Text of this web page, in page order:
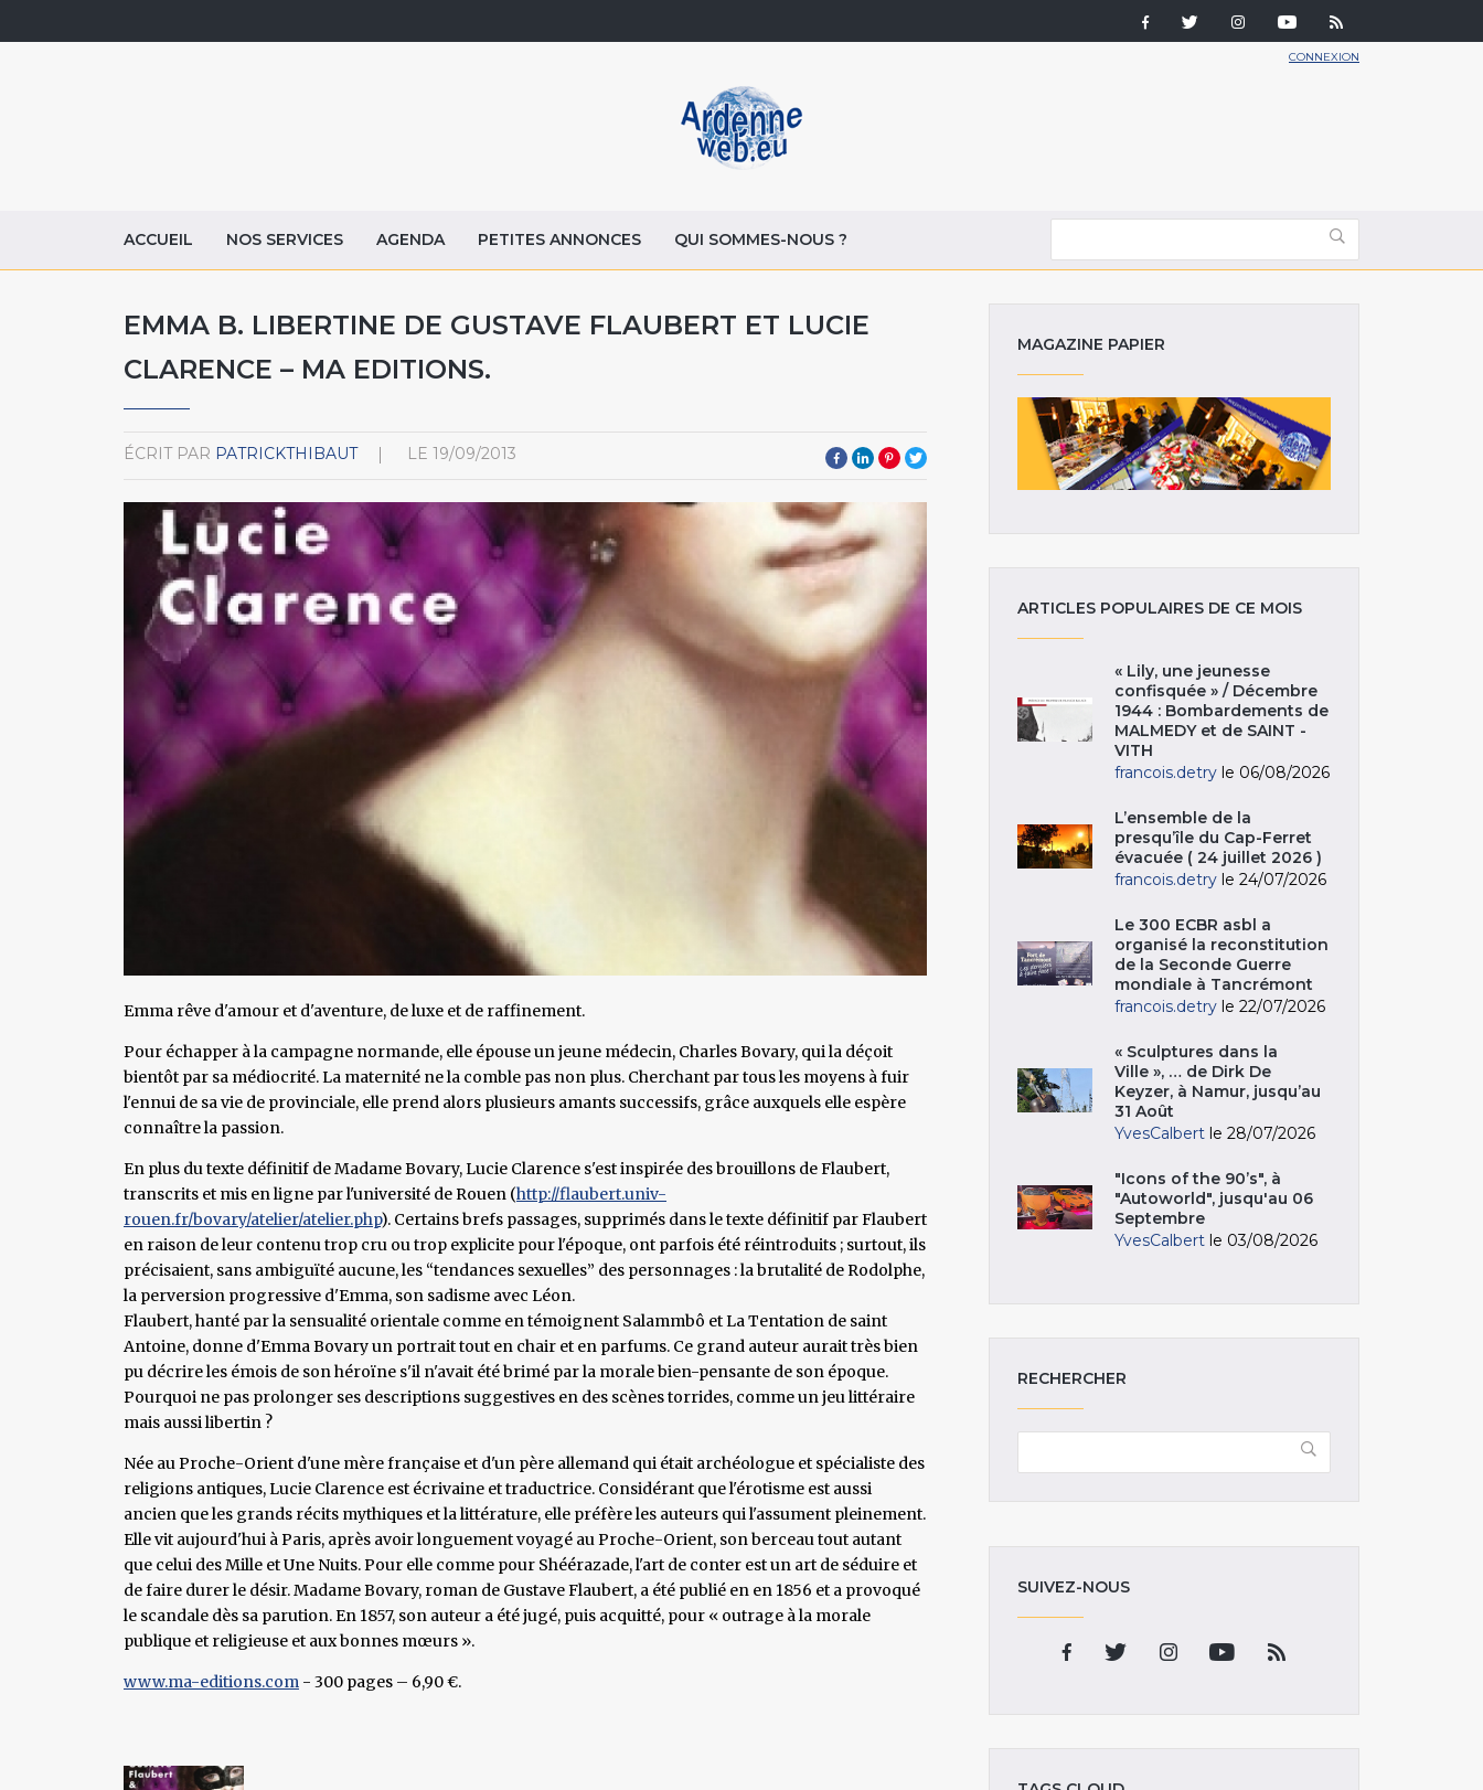
CONNEXION
ACCUEIL NOS SERVICES AGENDA PETITES ANNONCES QUI SOMMES-NOUS ?
EMMA B. LIBERTINE DE GUSTAVE FLAUBERT ET LUCIE
CLARENCE – MA EDITIONS.
ÉCRIT PAR PATRICKTHIBAUT LE 19/09/2013
Emma rêve d'amour et d'aventure, de luxe et de raffinement.
Pour échapper à la campagne normande, elle épouse un jeune médecin, Charles Bovary, qui la déçoit
bientôt par sa médiocrité. La maternité ne la comble pas non plus. Cherchant par tous les moyens à fuir
l'ennui de sa vie de provinciale, elle prend alors plusieurs amants successifs, grâce auxquels elle espère
connaître la passion.
En plus du texte définitif de Madame Bovary, Lucie Clarence s'est inspirée des brouillons de Flaubert,
transcrits et mis en ligne par l'université de Rouen (http://flaubert.univ-
rouen.fr/bovary/atelier/atelier.php). Certains brefs passages, supprimés dans le texte définitif par Flaubert
en raison de leur contenu trop cru ou trop explicite pour l'époque, ont parfois été réintroduits ; surtout, ils
précisaient, sans ambiguïté aucune, les “tendances sexuelles” des personnages : la brutalité de Rodolphe,
la perversion progressive d'Emma, son sadisme avec Léon.
Flaubert, hanté par la sensualité orientale comme en témoignent Salammbô et La Tentation de saint
Antoine, donne d'Emma Bovary un portrait tout en chair et en parfums. Ce grand auteur aurait très bien
pu décrire les émois de son héroïne s'il n'avait été brimé par la morale bien-pensante de son époque.
Pourquoi ne pas prolonger ses descriptions suggestives en des scènes torrides, comme un jeu littéraire
mais aussi libertin ?
Née au Proche-Orient d'une mère française et d'un père allemand qui était archéologue et spécialiste des
religions antiques, Lucie Clarence est écrivaine et traductrice. Considérant que l'érotisme est aussi
ancien que les grands récits mythiques et la littérature, elle préfère les auteurs qui l'assument pleinement.
Elle vit aujourd'hui à Paris, après avoir longuement voyagé au Proche-Orient, son berceau tout autant
que celui des Mille et Une Nuits. Pour elle comme pour Shéérazade, l'art de conter est un art de séduire et
de faire durer le désir. Madame Bovary, roman de Gustave Flaubert, a été publié en en 1856 et a provoqué
le scandale dès sa parution. En 1857, son auteur a été jugé, puis acquitté, pour « outrage à la morale
publique et religieuse et aux bonnes mœurs ».
www.ma-editions.com - 300 pages – 6,90 €.
MAGAZINE PAPIER
ARTICLES POPULAIRES DE CE MOIS
« Lily, une jeunesse
confisquée » / Décembre
1944 : Bombardements de
MALMEDY et de SAINT -
VITH
francois.detry le 06/08/2026
L’ensemble de la
presqu’île du Cap-Ferret
évacuée ( 24 juillet 2026 )
francois.detry le 24/07/2026
Le 300 ECBR asbl a
organisé la reconstitution
de la Seconde Guerre
mondiale à Tancrémont
francois.detry le 22/07/2026
« Sculptures dans la
Ville », … de Dirk De
Keyzer, à Namur, jusqu’au
31 Août
YvesCalbert le 28/07/2026
"Icons of the 90’s", à
"Autoworld", jusqu'au 06
Septembre
YvesCalbert le 03/08/2026
RECHERCHER
SUIVEZ-NOUS